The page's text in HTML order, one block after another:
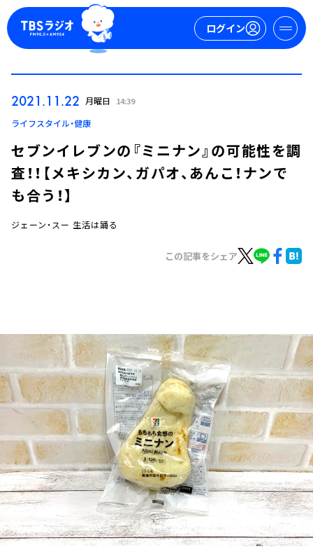
ログイン
ログイン
イベント・グッズ
YouTube
会社情報
2021.11.22 月曜日 14:39
ライフスタイル・健康
セブンイレブンの『ミニナン』の可能性を調
査！！【メキシカン、ガパオ、あんこ！ナンで
も合う！】
ジェーン・スー 生活は踊る
この記事をシェア